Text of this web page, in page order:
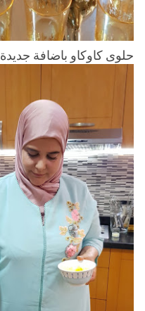
حلوى كاوكاو باضافة جديدة